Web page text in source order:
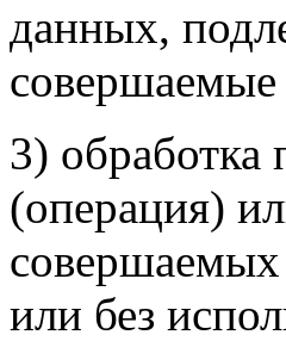
данных,
3)
(операция)
совершаемых
или без